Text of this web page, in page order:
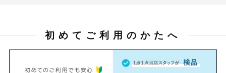
初めてご利用のかたへ